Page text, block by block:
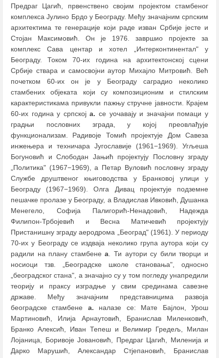
Предраг Цагић, првенствено својим пројектом стамбеног
комплекса Јулино Брдо у Београду. Међу значајним српским
архитектима те генерације који раде изван Србије јесте и
Стојан Максимовић. Он је 1976. завршио пројекте за
комплекс Сава центар и хотел „Интерконтинентал" у
Београду. Током 70-их година на архитектонској сцени
Србије ствара и самосвојни аутор Михајло Митровић. Већ
почетком 60-их он је у Београду саградио неколико
стамбених објеката који су композиционим и стилским
карактеристикама привукли пажњу стручне јавности. Крајем
60-их година у српскоја. се уочавају и значајни помаци у
градњи пословних зграда, у којој преовлађује
функционализам. Радивоје Томић пројектује Дом Савеза
инжењера и техничара Југославије (1961−1969). Угљеша
Богуновић и Слободан Јањић пројектују Пословну зграду
„Политика" (1967−1969), а Петар Вуловић пословну зграду
Службе друштвеног књиговодства у Бранковој улици у
Београду (1967−1969). Олга Дивац пројектује подземне
пешачке пролазе у Београду, а Владислав Ивковић, Душанка
Менегело, Софија Палигорић-Ненадовић, Надежда
Филипон-Трбојевић и Весна Матичевић пројектују
Пристанишну зграду аеродрома „Београд" (1961). У периоду
70-их у Београду се издваја неколико група аутора који су
радили на плану стамбенеа . Ти аутори су били творци и
носиоци тзв. „Београдске школе становања", односно
„београдског стана", а значајно су у том погледу унапредили
теорију и праксу изградње у свим срединама савезне
државе. Међу значајним представницима развоја
београдске стамбене а. налазе се: Мате Бајлон, Урош
Мартиновић, Илија Арнаутовић, Бранислав Миленковић,
Бранко Алексић, Иван Тепеш и Велимир Гредељ, Милан
Лојаница, Боривоје Јовановић, Предраг Цагић, Миленија и
Дарко Марушић, Александар Стјепановић, Бранислав